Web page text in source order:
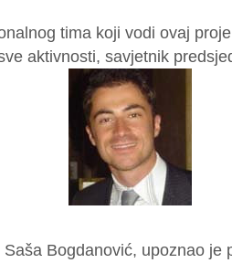
tima koji vodi ovaj
aktivnosti, savjetnik
Bogdanović, upoznao je